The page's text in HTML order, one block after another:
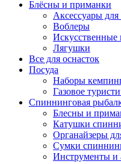
Блёсны и приманки
Аксессуары
Воблеры
Искусственные
Лягушки
Все для оснасток
Посуда
Наборы
Газовое
Спиннинговая
Блесны и
Катушки
Органайзеры
Сумки
Инструменты и